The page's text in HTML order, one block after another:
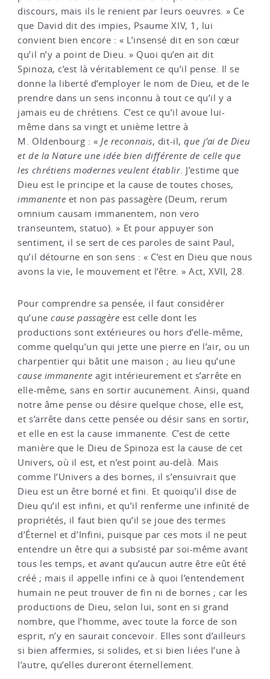
discours, mais ils le renient par leurs oeuvres. » Ce
que David dit des impies, Psaume XIV, 1, lui
convient bien encore : « L’insensé dit en son cœur
qu’il n’y a point de Dieu. » Quoi qu’en ait dit
Spinoza, c’est là véritablement ce qu’il pense. Il se
donne la liberté d’employer le nom de Dieu, et de le
prendre dans un sens inconnu à tout ce qu’il y a
jamais eu de chrétiens. C’est ce qu’il avoue lui-
même dans sa vingt et unième lettre à
M. Oldenbourg : « Je reconnais, dit-il,que j’ai de Dieu
et de la Nature une idée bien différente de celle que
les chrétiens modernes veulent établir. J’estime que
Dieu est le principe et la cause de toutes choses,
immanente et non pas passagère (Deum, rerum
omnium causam immanentem, non vero
transeuntem, statuo). » Et pour appuyer son
sentiment, il se sert de ces paroles de saint Paul,
qu’il détourne en son sens : « C’est en Dieu que nous
avons la vie, le mouvement et l’être. » Act, XVII, 28.
Pour comprendre sa pensée, il faut considérer
qu’unecause passagère est celle dont les
productions sont extérieures ou hors d’elle-même,
comme quelqu’un qui jette une pierre en l’air, ou un
charpentier qui bâtit une maison ; au lieu qu’une
cause immanente agit intérieurement et s’arrête en
elle-même, sans en sortir aucunement. Ainsi, quand
notre âme pense ou désire quelque chose, elle est,
et s’arrête dans cette pensée ou désir sans en sortir,
et elle en est la cause immanente. C’est de cette
manière que le Dieu de Spinoza est la cause de cet
Univers, où il est, et n’est point au-delà. Mais
comme l’Univers a des bornes, il s’ensuivrait que
Dieu est un être borné et fini. Et quoiqu’il dise de
Dieu qu’il est infini, et qu’il renferme une infinité de
propriétés, il faut bien qu’il se joue des termes
d’Éternel et d’Infini, puisque par ces mots il ne peut
entendre un être qui a subsisté par soi-même avant
tous les temps, et avant qu’aucun autre être eût été
créé ; mais il appelle infini ce à quoi l’entendement
humain ne peut trouver de fin ni de bornes ; car les
productions de Dieu, selon lui, sont en si grand
nombre, que l’homme, avec toute la force de son
esprit, n’y en saurait concevoir. Elles sont d’ailleurs
si bien affermies, si solides, et si bien liées l’une à
l’autre, qu’elles dureront éternellement.